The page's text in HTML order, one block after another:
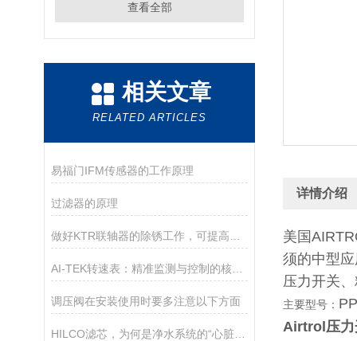
查看全部
相关文章
RELATED ARTICLES
易福门IFM传感器的工作原理
过滤器的原理
AI-TEK转速表：精准监测与控制的核心工具
调压阀在安装使用时要多注意以下方面
HILCO滤芯，为何是净水系统的“心脏”？
详情介绍
美国
须的中型
压力开关
主要型号：
Airtrol压力